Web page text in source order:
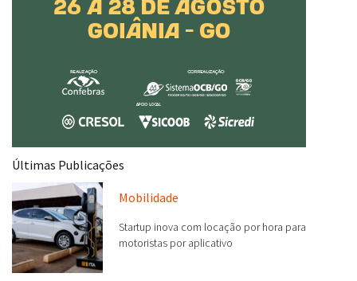
Últimas Publicações
Mobilidade
Startup inova com locação por hora para
motoristas por aplicativo